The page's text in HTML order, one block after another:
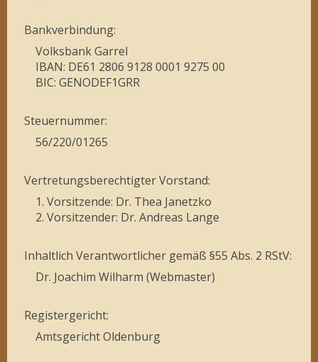
Bankverbindung:
Volksbank Garrel
IBAN: DE61 2806 9128 0001 9275 00
BIC: GENODEF1GRR
Steuernummer:
56/220/01265
Vertretungsberechtigter Vorstand:
1. Vorsitzende: Dr. Thea Janetzko
2. Vorsitzender: Dr. Andreas Lange
Inhaltlich Verantwortlicher gemäß §55 Abs. 2 RStV:
Dr. Joachim Wilharm (Webmaster)
Registergericht:
Amtsgericht Oldenburg